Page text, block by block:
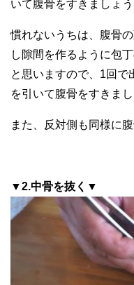
いて腹骨をすきましょう
慣れないうちは、腹骨
し隙間を作るように包
と思いますので、1回で
を引いて腹骨をすきまし
また、反対側も同様に
▼2.中骨を抜く▼